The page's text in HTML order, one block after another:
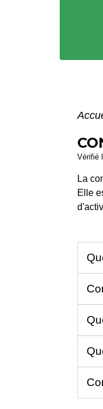
Vérifié
La
Elle